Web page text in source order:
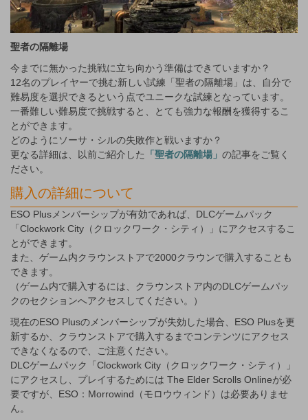
聖者の隔離場
今までに無かった挑戦に立ち向かう準備はできていますか？
12名のプレイヤーで挑む新しい試練「聖者の隔離場」は、自分で
難易度を選択できるという点でユニークな試練となっています。
一番難しい難易度で挑戦すると、とても強力な報酬を獲得するこ
とができます。
どのようにソーサ・シルの失敗作と戦いますか？
更なる詳細は、以前ご紹介した
「聖者の隔離場」 の記事をご覧く
ださい。
購入の詳細について
ESO Plusメンバーシップが有効であれば、DLCゲームパック
「Clockwork City（クロックワーク・シティ）」にアクセスするこ
とができます。
また、ゲーム内クラウンストアで2000クラウンで購入することも
できます。
（ゲーム内で購入するには、クラウンストア内のDLCゲームパッ
クのセクションへアクセスしてください。）
現在のESO Plusのメンバーシップが失効した場合、ESO Plusを更
新するか、クラウンストアで購入するまでコンテンツにアクセス
できなくなるので、ご注意ください。
DLCゲームパック「Clockwork City（クロックワーク・シティ）」
にアクセスし、プレイするためには The Elder Scrolls Onlineが必
要ですが、ESO：Morrowind（モロウウィンド）は必要ありませ
ん。